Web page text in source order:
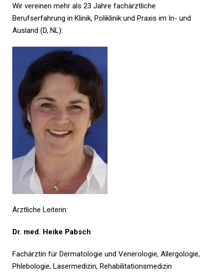
Wir vereinen mehr als 23 Jahre fachärztliche
Berufserfahrung in Klinik, Poliklinik und Praxis im In- und
Ausland (D, NL):
Ärztliche Leiterin:
Dr. med. Heike Pabsch
Fachärztin für Dermatologie und Venerologie, Allergologie,
Phlebologie, Lasermedizin, Rehabilitationsmedizin